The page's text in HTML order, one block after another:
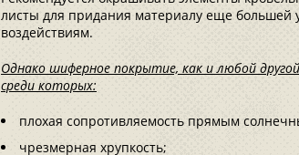
листы для придания материалу еще большей
воздействиям.
Однако шиферное покрытие, как и любой
среди которых:
плохая сопротивляемость прямым
чрезмерная хрупкость;